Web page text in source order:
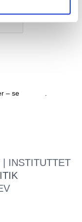
– se
INSTITUTTET